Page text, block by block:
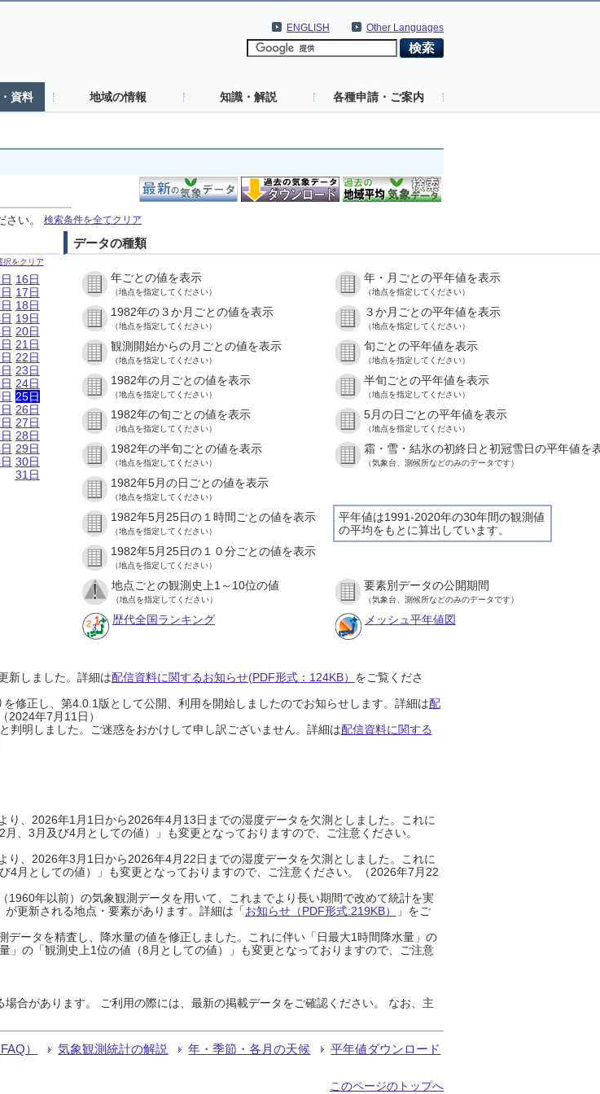
Other Languages
ENGLISH
資料 地域の情報 知識・解説 各種申請・ご案内
い。 検索条件を全てクリア
択をクリア
16日
17日
18日
19日
20日
21日
22日
23日
24日
25日
26日
27日
28日
29日
30日
31日
データの種類
年ごとの値を表示
（地点を指定してください）
年・月ごとの平年値を表示
（地点を指定してください）
1982年の３か月ごとの値を表示
（地点を指定してください）
３か月ごとの平年値を表示
（地点を指定してください）
観測開始からの月ごとの値を表示
（地点を指定してください）
旬ごとの平年値を表示
（地点を指定してください）
1982年の月ごとの値を表示
（地点を指定してください）
半旬ごとの平年値を表示
（地点を指定してください）
1982年の旬ごとの値を表示
（地点を指定してください）
5月の日ごとの平年値を表示
（地点を指定してください）
1982年の半旬ごとの値を表示
（地点を指定してください）
霜・雪・結氷の初終日と初冠雪日の平年値を
（気象台、測候所などのみのデータです）
1982年5月の日ごとの値を表示
（地点を指定してください）
平年値は1991-2020年の30年間の観測値
の平均をもとに算出しています。
1982年5月25日の１時間ごとの値を表示
（地点を指定してください）
1982年5月25日の１０分ごとの値を表示
（地点を指定してください）
地点ごとの観測史上1～10位の値
（地点を指定してください）
要素別データの公開期間
（気象台、測候所などのみのデータです）
歴代全国ランキング メッシュ平年値図
新しました。詳細は配信資料に関するお知らせ(PDF形式：124KB） をご覧くださ
修正し、第4.0.1版として公開、利用を開始しましたのでお知らせします。詳細は配
2024年7月11日）
明しました。ご迷惑をおかけして申し訳ございません。詳細は配信資料に関する
、2026年1月1日から2026年4月13日までの湿度データを欠測としました。これに
、3月及び4月としての値）」も変更となっておりますので、ご注意ください。
、2026年3月1日から2026年4月22日までの湿度データを欠測としました。これに
4月としての値）」も変更となっておりますので、ご注意ください。（2026年7月22
年以前）の気象観測データを用いて、これまでより長い期間で改めて統計を実
更新される地点・要素があります。詳細は「お知らせ（PDF形式:219KB）
」をご
ータを精査し、降水量の値を修正しました。これに伴い「日最大1時間降水量」の
」の「観測史上1位の値（8月としての値）」も変更となっておりますので、ご注意
合があります。 ご利用の際には、最新の掲載データをご確認ください。 なお、主
） 気象観測統計の解説 年・季節・各月の天候 平年値ダウンロード
このページのトップへ